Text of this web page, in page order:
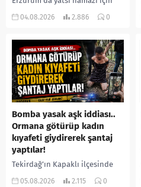
camiye gelen bir vatandaş,
yerine sevk edilen...
04.08.2026 2.886 0
Bomba yasak aşk iddiası..
Ormana götürüp kadın
kıyafeti giydirerek şantaj
yaptılar!
Tekirdağ’ın Kapaklı ilçesinde
bir kişiyi, arkadaşının eşiyle
05.08.2026 2.115 0